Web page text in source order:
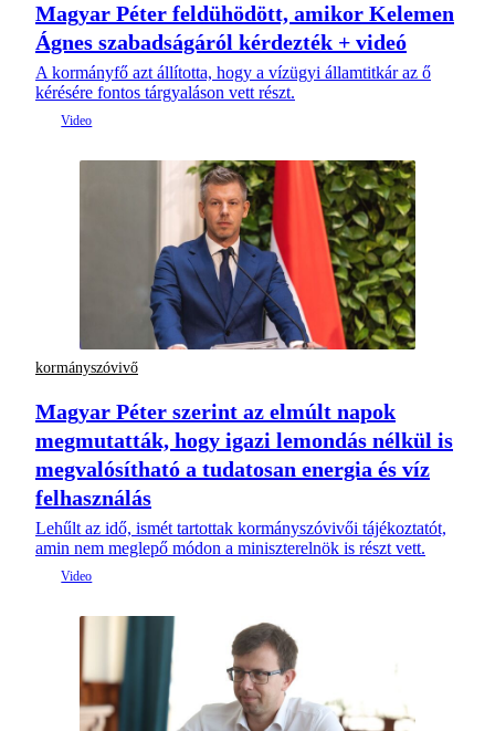
Magyar Péter feldühödött, amikor Kelemen
Ágnes szabadságáról kérdezték + videó
A kormányfő azt állította, hogy a vízügyi államtitkár az ő
kérésére fontos tárgyaláson vett részt.
kormányszóvivő
Magyar Péter szerint az elmúlt napok
megmutatták, hogy igazi lemondás nélkül is
megvalósítható a tudatosan energia és víz
felhasználás
Lehűlt az idő, ismét tartottak kormányszóvivői tájékoztatót,
amin nem meglepő módon a miniszterelnök is részt vett.